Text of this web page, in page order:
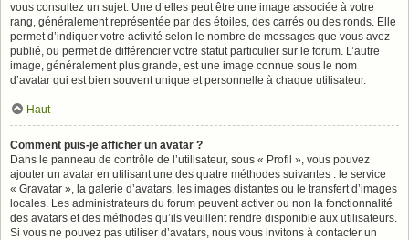
vous consultez un sujet. Une d’elles peut être une image associée à votre
rang, généralement représentée par des étoiles, des carrés ou des ronds. Elle
permet d’indiquer votre activité selon le nombre de messages que vous avez
publié, ou permet de différencier votre statut particulier sur le forum. L’autre
image, généralement plus grande, est une image connue sous le nom
d’avatar qui est bien souvent unique et personnelle à chaque utilisateur.
Haut
Comment puis-je afficher un avatar ?
Dans le panneau de contrôle de l’utilisateur, sous « Profil », vous pouvez
ajouter un avatar en utilisant une des quatre méthodes suivantes : le service
« Gravatar », la galerie d’avatars, les images distantes ou le transfert d’images
locales. Les administrateurs du forum peuvent activer ou non la fonctionnalité
des avatars et des méthodes qu’ils veuillent rendre disponible aux utilisateurs.
Si vous ne pouvez pas utiliser d’avatars, nous vous invitons à contacter un